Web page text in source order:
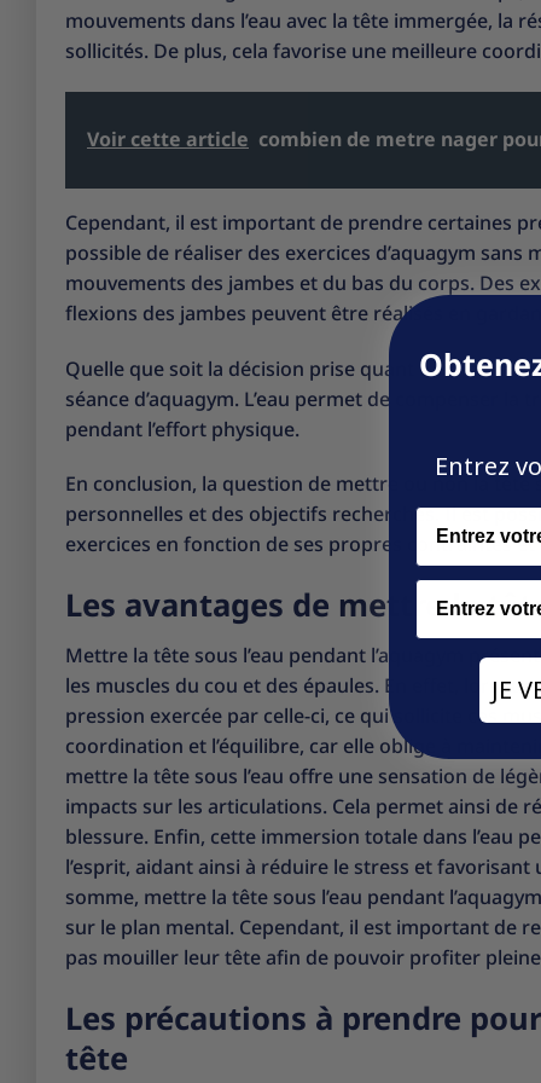
mouvements dans l’eau avec la tête immergée, la
sollicités. De plus, cela favorise une meilleure
Voir cette article combien de metre nager
Cependant, il est important de prendre certaines
possible de réaliser des exercices d’aquagym
mouvements des jambes et du bas du corps. Des
flexions des jambes peuvent être réalisés en gardant
Quelle que soit la décision prise quant à
séance d’aquagym. L’eau permet de compenser
pendant l’effort physique.
En conclusion, la question de mettre ou non la tête
personnelles et des objectifs recherchés. Il est
exercices en fonction de ses propres contraintes et
Les avantages de mettre la
Mettre la tête sous l’eau pendant l’aquagym
les muscles du cou et des épaules. En effet,
pression exercée par celle-ci, ce qui sollicite ces
coordination et l’équilibre, car elle oblige à
mettre la tête sous l’eau offre une sensation de
impacts sur les articulations. Cela permet ainsi de
blessure. Enfin, cette immersion totale dans l’eau
l’esprit, aidant ainsi à réduire le stress et
somme, mettre la tête sous l’eau pendant
sur le plan mental. Cependant, il est important de
pas mouiller leur tête afin de pouvoir profiter
Les précautions à prendre
tête
Entrez
Name
Email
JE